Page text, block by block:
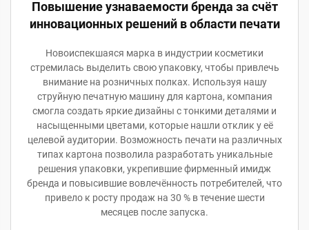
Повышение узнаваемости бренда за счёт
инновационных решений в области печати
Новоиспекшаяся марка в индустрии косметики
стремилась выделить свою упаковку, чтобы привлечь
внимание на розничных полках. Используя нашу
струйную печатную машину для картона, компания
смогла создать яркие дизайны с тонкими деталями и
насыщенными цветами, которые нашли отклик у её
целевой аудитории. Возможность печати на различных
типах картона позволила разработать уникальные
решения упаковки, укрепившие фирменный имидж
бренда и повысившие вовлечённость потребителей, что
привело к росту продаж на 30 % в течение шести
месяцев после запуска.